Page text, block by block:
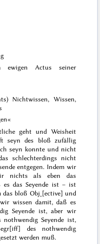
Actus seiner
Nichtwissen, Wissen,
geht und Weisheit
seyn des bloß zufällig
seyn konnte und nicht
schlechterdings nicht
entgegen. Indem wir
nichts als eben das
es dasSeyende ist – ist
bloß Obj˖[ective] und
wissen damit, daß es
Seyende ist, aber wir
nothwendig Seyende ist,
des nothwendig
werden muß.